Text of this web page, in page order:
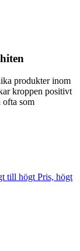
produkter inom
kroppen positivt
ofta som
till högtPris, högt